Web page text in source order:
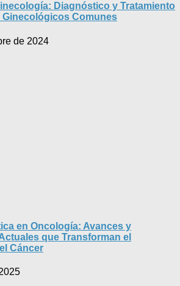
Diagnóstico y Tratamiento
Ginecológicos Comunes
de 2024
en Oncología: Avances y
que Transforman el
Cáncer